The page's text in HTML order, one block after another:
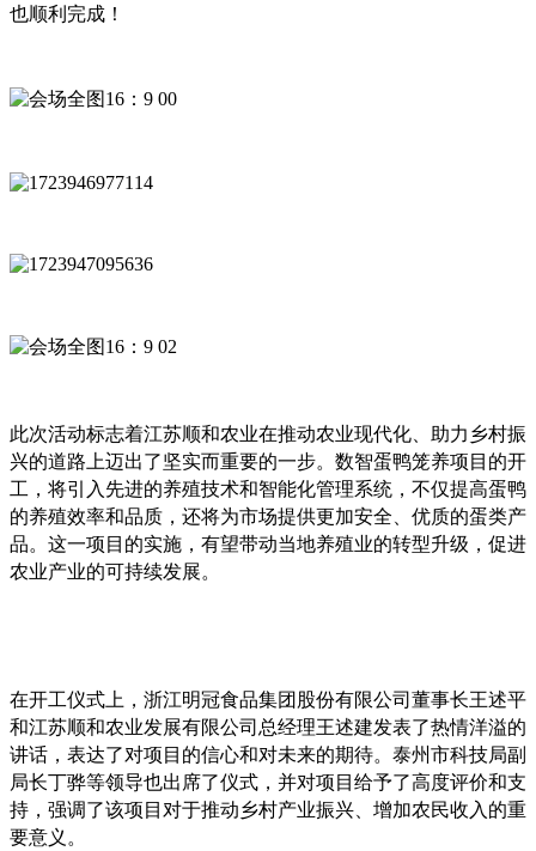
也顺利完成！
此次活动标志着江苏顺和农业在推动农业现代化、助力乡村振
兴的道路上迈出了坚实而重要的一步。数智蛋鸭笼养项目的开
工，将引入先进的养殖技术和智能化管理系统，不仅提高蛋鸭
的养殖效率和品质，还将为市场提供更加安全、优质的蛋类产
品。这一项目的实施，有望带动当地养殖业的转型升级，促进
农业产业的可持续发展。
在开工仪式上， 浙江明冠食品集团股份有限公司董事长王述平
和江苏顺和农业发展有限公司总经理王述建发表了热情洋溢的
讲话，表达了对项目的信心和对未来的期待。泰州市科技局副
局长丁骅等领导也出席了仪式，并对项目给予了高度评价和支
持，强调了该项目对于推动乡村产业振兴、增加农民收入的重
要意义。